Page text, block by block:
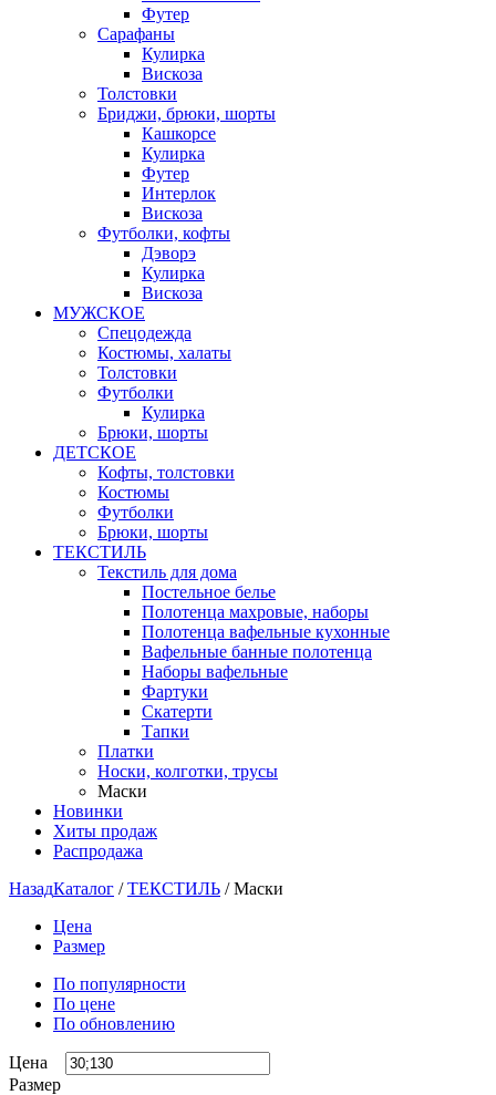
Футер
Сарафаны
Кулирка
Вискоза
Толстовки
Бриджи, брюки, шорты
Кашкорсе
Кулирка
Футер
Интерлок
Вискоза
Футболки, кофты
Дэворэ
Кулирка
Вискоза
МУЖСКОЕ
Спецодежда
Костюмы, халаты
Толстовки
Футболки
Кулирка
Брюки, шорты
ДЕТСКОЕ
Кофты, толстовки
Костюмы
Футболки
Брюки, шорты
ТЕКСТИЛЬ
Текстиль для дома
Постельное белье
Полотенца махровые, наборы
Полотенца вафельные кухонные
Вафельные банные полотенца
Наборы вафельные
Фартуки
Скатерти
Тапки
Платки
Носки, колготки, трусы
Маски
Новинки
Хиты продаж
Распродажа
НазадКаталог /ТЕКСТИЛЬ /Маски
Цена
Размер
По популярности
По цене
По обновлению
Цена
Размер